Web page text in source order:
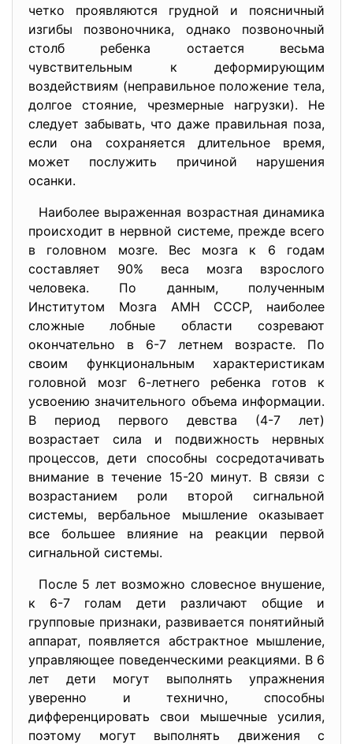
четко проявляются грудной и поясничный
изгибы позвоночника, однако позвоночный
столб ребенка остается весьма
чувствительным к деформирующим
воздействиям (неправильное положение тела,
долгое стояние, чрезмерные нагрузки). Не
следует забывать, что даже правильная поза,
если она сохраняется длительное время,
может послужить причиной нарушения
осанки.
Наиболее выраженная возрастная динамика
происходит в нервной системе, прежде всего
в головном мозге. Вес мозга к 6 годам
составляет 90% веса мозга взрослого
человека. По данным, полученным
Институтом Мозга АМН СССР, наиболее
сложные лобные области созревают
окончательно в 6-7 летнем возрасте. По
своим функциональным характеристикам
головной мозг 6-летнего ребенка готов к
усвоению значительного объема информации.
В период первого девства (4-7 лет)
возрастает сила и подвижность нервных
процессов, дети способны сосредотачивать
внимание в течение 15-20 минут. В связи с
возрастанием роли второй сигнальной
системы, вербальное мышление оказывает
все большее влияние на реакции первой
сигнальной системы.
После 5 лет возможно словесное внушение,
к 6-7 голам дети различают общие и
групповые признаки, развивается понятийный
аппарат, появляется абстрактное мышление,
управляющее поведенческими реакциями. В 6
лет дети могут выполнять упражнения
уверенно и технично, способны
дифференцировать свои мышечные усилия,
поэтому могут выполнять движения с